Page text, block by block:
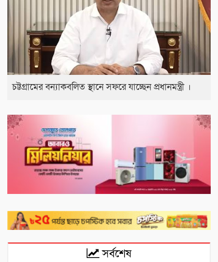
চট্টগ্রামের বন্যাকবলিত স্থানে সফরে যাচ্ছেন প্রধানমন্ত্রী ।
সর্বশেষ